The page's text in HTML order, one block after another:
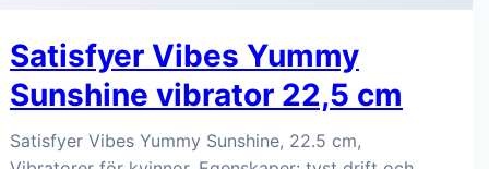
Satisfyer Vibes Yummy
Sunshine vibrator 22,5 cm
Satisfyer Vibes Yummy Sunshine, 22.5 cm,